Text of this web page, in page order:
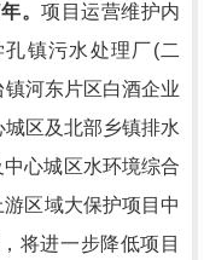
。项目运营维护内
镇污水处理厂(二
河东片区白酒企业
区及北部乡镇排水
心城区水环境综合
区域大保护项目中
将进一步降低项目